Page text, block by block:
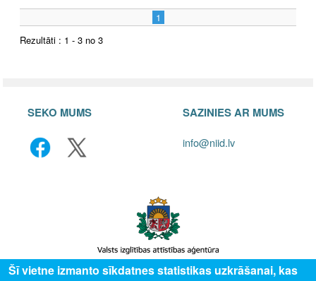
1
Rezultāti : 1 - 3 no 3
SEKO MUMS SAZINIES AR MUMS
info@niid.lv
Šī vietne izmanto sīkdatnes statistikas uzkrāšanai, kas